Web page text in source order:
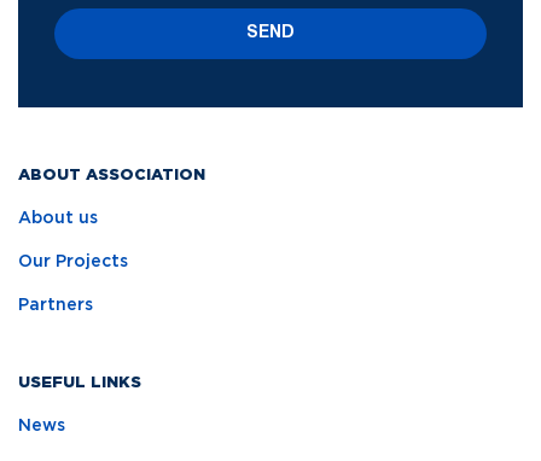
ABOUT ASSOCIATION
About us
Our Projects
Partners
USEFUL LINKS
News
SEND